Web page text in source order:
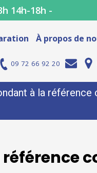
14h-18h -
À propos de
09 72 66 92 20
à la
référence